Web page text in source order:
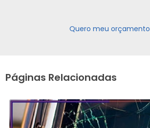
Quero meu orçamento
Páginas Relacionadas